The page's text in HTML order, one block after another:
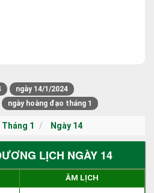
ngày 14/1/2024
ngày hoàng đạo tháng 1
Tháng 1 Ngày 14
LỊCH NGÀY 14
ÂM LỊCH